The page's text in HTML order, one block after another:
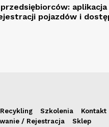
aplikacja
pojazdów i
Recykling Szkolenia
Kontakt
/ Rejestracja
Sklep